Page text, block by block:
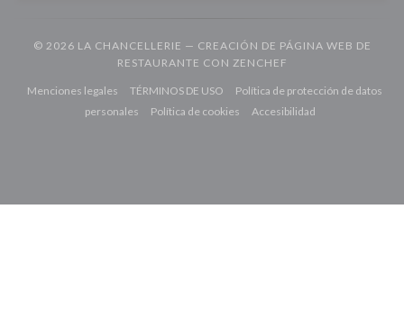
© 2026 LA CHANCELLERIE — CREACIÓN DE PÁGINA WEB DE
RESTAURANTE CON ZENCHEF
Menciones legales((abre en una nueva ventana))
TÉRMINOS DE USO((abre en una nueva ventana))
Política de protección de datos
personales((abre en una nueva ventana))
Política de cookies((abre en una nueva ventana))
Accesibilidad((abre en una